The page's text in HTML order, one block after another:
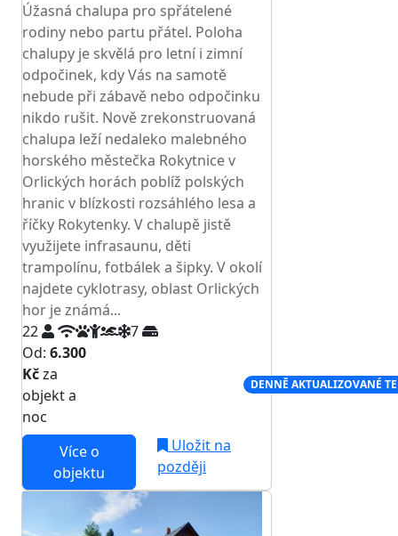
Úžasná chalupa pro spřátelené
rodiny nebo partu přátel. Poloha
chalupy je skvělá pro letní i zimní
odpočinek, kdy Vás na samotě
nebude při zábavě nebo odpočinku
nikdo rušit. Nově zrekonstruovaná
chalupa leží nedaleko malebného
horského městečka Rokytnice v
Orlických horách poblíž polských
hranic v blízkosti rozsáhlého lesa a
říčky Rokytenky. V chalupě jistě
využijete infrasaunu, děti
trampolínu, fotbálek a šipky. V okolí
najdete cyklotrasy, oblast Orlických
hor je známá...
22
7
Od: 6.300
Kčza
objekt a
noc
DENNĚ AKTUALIZOVANÉ
Více o
objektu
Uložit na
později